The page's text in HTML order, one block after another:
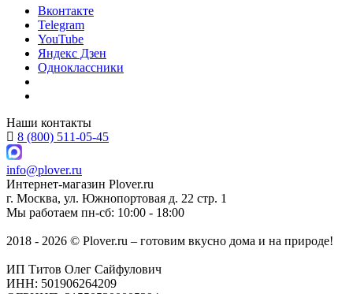
Вконтакте
Telegram
YouTube
Яндекс Дзен
Одноклассники
Наши контакты
8 (800) 511-05-45
info@plover.ru
Интернет-магазин Plover.ru
г. Москва, ул. Южнопортовая д. 22 стр. 1
Мы работаем пн-сб: 10:00 - 18:00
2018 - 2026 © Plover.ru – готовим вкусно дома и на природе!
ИП Титов Олег Сайфулович
ИНН: 501906264209